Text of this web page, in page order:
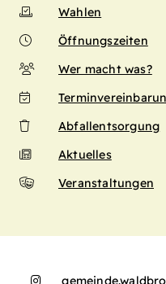
Wahlen
Öffnungszeiten
Wer macht was?
Abfallentsorgung
Aktuelles
Veranstaltungen